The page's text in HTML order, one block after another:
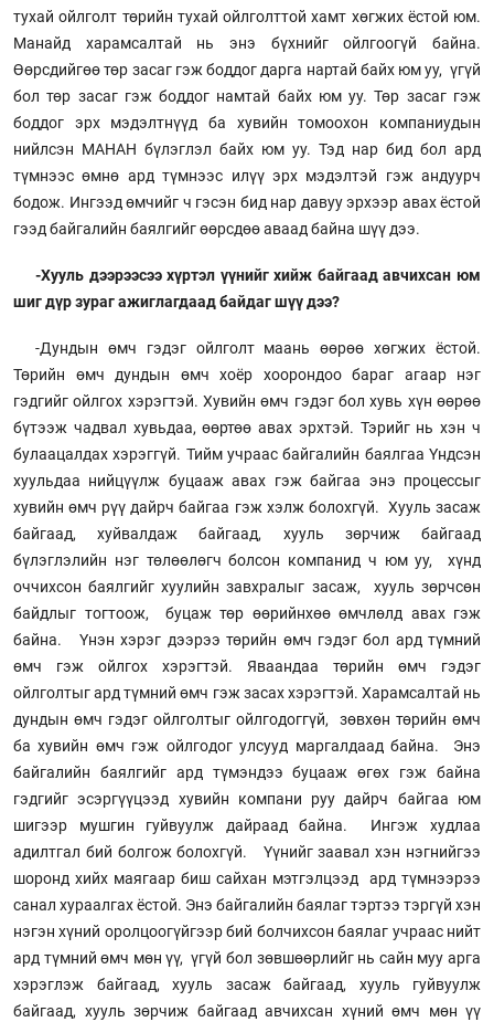
тухай ойлголт төрийн тухай ойлголттой хамт хөгжих ёстой юм.
Манайд харамсалтай нь энэ бүхнийг ойлгоогүй байна.
Өөрсдийгөө төр засаг гэж боддог дарга нартай байх юм уу, үгүй
бол төр засаг гэж боддог намтай байх юм уу. Төр засаг гэж
боддог эрх мэдэлтнүүд ба хувийн томоохон компаниудын
нийлсэн МАНАН бүлэглэл байх юм уу. Тэд нар бид бол ард
түмнээс өмнө ард түмнээс илүү эрх мэдэлтэй гэж андуурч
бодож. Ингээд өмчийг ч гэсэн бид нар давуу эрхээр авах ёстой
гээд байгалийн баялгийг өөрсдөө аваад байна шүү дээ.
-Хууль дээрээсээ хүртэл үүнийг хийж байгаад авчихсан юм
шиг дүр зураг ажиглагдаад байдаг шүү дээ?
-Дундын өмч гэдэг ойлголт маань өөрөө хөгжих ёстой.
Төрийн өмч дундын өмч хоёр хоорондоо бараг агаар нэг
гэдгийг ойлгох хэрэгтэй. Хувийн өмч гэдэг бол хувь хүн өөрөө
бүтээж чадвал хувьдаа, өөртөө авах эрхтэй. Тэрийг нь хэн ч
булаацалдах хэрэггүй. Тийм учраас байгалийн баялгаа Үндсэн
хуульдаа нийцүүлж буцааж авах гэж байгаа энэ процессыг
хувийн өмч рүү дайрч байгаа гэж хэлж болохгүй. Хууль засаж
байгаад, хуйвалдаж байгаад, хууль зөрчиж байгаад
бүлэглэлийн нэг төлөөлөгч болсон компанид ч юм уу, хүнд
оччихсон баялгийг хуулийн завхралыг засаж, хууль зөрчсөн
байдлыг тогтоож, буцаж төр өөрийнхөө өмчлөлд авах гэж
байна. Үнэн хэрэг дээрээ төрийн өмч гэдэг бол ард түмний
өмч гэж ойлгох хэрэгтэй. Яваандаа төрийн өмч гэдэг
ойлголтыг ард түмний өмч гэж засах хэрэгтэй. Харамсалтай нь
дундын өмч гэдэг ойлголтыг ойлгодоггүй, зөвхөн төрийн өмч
ба хувийн өмч гэж ойлгодог улсууд маргалдаад байна. Энэ
байгалийн баялгийг ард түмэндээ буцааж өгөх гэж байна
гэдгийг эсэргүүцээд хувийн компани руу дайрч байгаа юм
шигээр мушгин гуйвуулж дайраад байна. Ингэж худлаа
адилтгал бий болгож болохгүй. Үүнийг заавал хэн нэгнийгээ
шоронд хийх маягаар биш сайхан мэтгэлцээд ард түмнээрээ
санал хураалгах ёстой. Энэ байгалийн баялаг тэртээ тэргүй хэн
нэгэн хүний оролцоогүйгээр бий болчихсон баялаг учраас нийт
ард түмний өмч мөн үү, үгүй бол зөвшөөрлийг нь сайн муу арга
хэрэглэж байгаад, хууль засаж байгаад, хууль гуйвуулж
байгаад, хууль зөрчиж байгаад авчихсан хүний өмч мөн үү